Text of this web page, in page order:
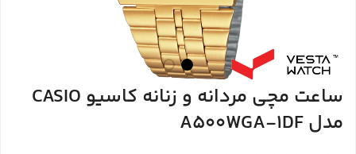
ساعت مچی مردانه و زنانه کاسیو CASIO
مدل A500WGA-1DF